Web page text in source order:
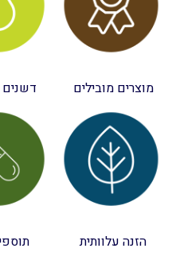
מוצרים מובילים דשנים
הזנה עלוותית